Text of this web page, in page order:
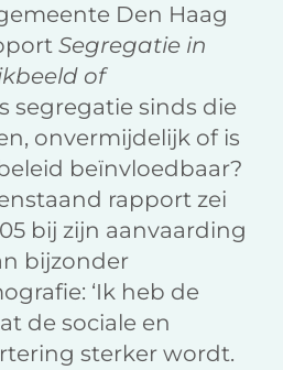
Den Haag
Segregatie in
of
segregatie sinds die
onvermijdelijk of is
beïnvloedbaar?
rapport zei
bij zijn aanvaarding
bijzonder
‘Ik heb de
de sociale en
sterker wordt.